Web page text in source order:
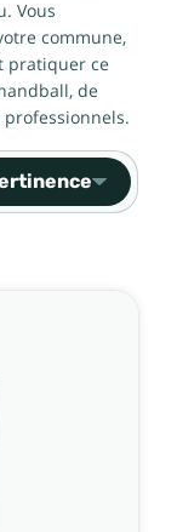
Vous
commune,
pratiquer ce
de